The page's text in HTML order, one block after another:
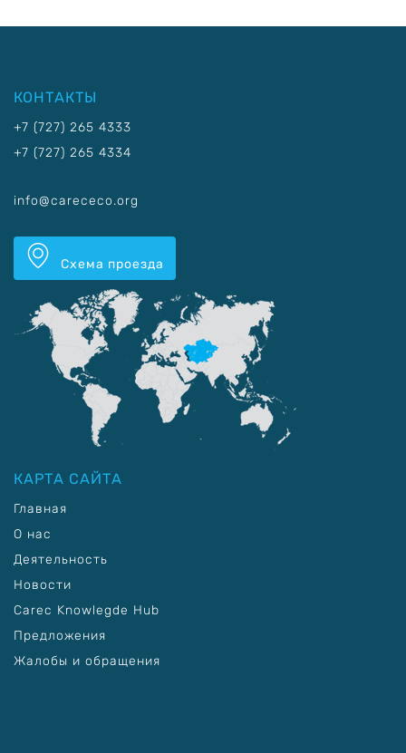
КОНТАКТЫ
+7 (727) 265 4333
+7 (727) 265 4334
info@carececo.org
Схема проезда
КАРТА САЙТА
Главная
О нас
Деятельность
Новости
Carec Knowlegde Hub
Предложения
Жалобы и обращения